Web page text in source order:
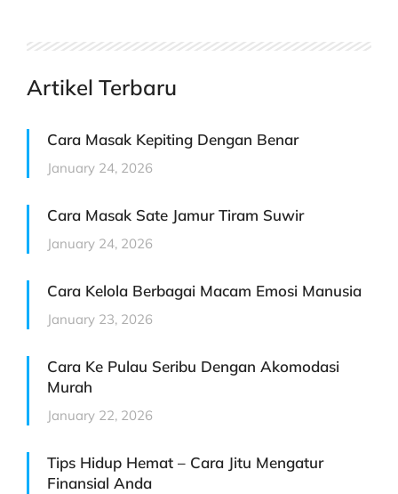
Artikel Terbaru
Cara Masak Kepiting Dengan Benar
January 24, 2026
Cara Masak Sate Jamur Tiram Suwir
January 24, 2026
Cara Kelola Berbagai Macam Emosi Manusia
January 23, 2026
Cara Ke Pulau Seribu Dengan Akomodasi
Murah
January 22, 2026
Tips Hidup Hemat – Cara Jitu Mengatur
Finansial Anda